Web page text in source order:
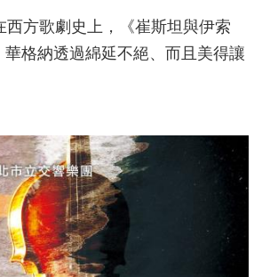
方歌劇史上，《崔斯坦與伊索
格納透過綿延不絕、而且美得讓